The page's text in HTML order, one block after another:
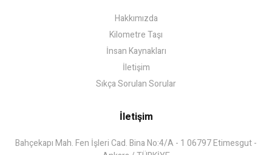
Hakkımızda
Kilometre Taşı
İnsan Kaynakları
İletişim
Sıkça Sorulan Sorular
İletişim
Bahçekapı Mah. Fen İşleri Cad. Bina No:4/A - 1 06797 Etimesgut -